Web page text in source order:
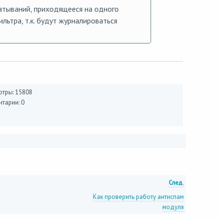
приходящееся на одного
т.к. будут журналироваться
15808
0
След.
Как проверить работу антиспам
модуля